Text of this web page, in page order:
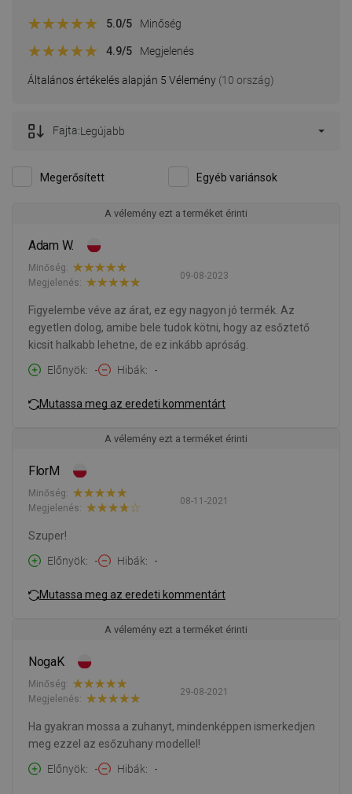
Általános értékelés alapján 5 Vélemény (10 ország)
5.0/5 Minőség
4.9/5 Megjelenés
Megerősített Egyéb variánsok
Fajta:Legújabb
A vélemény ezt a terméket érinti
Adam W.
09-08-2023
Minőség:
Megjelenés:
Figyelembe véve az árat, ez egy nagyon jó termék. Az
egyetlen dolog, amibe bele tudok kötni, hogy az esőztető
kicsit halkabb lehetne, de ez inkább apróság.
Előnyök
- Hibák -
Mutassa meg az eredeti kommentárt
A vélemény ezt a terméket érinti
FlorM
08-11-2021
Minőség:
Megjelenés:
Szuper!
Előnyök
- Hibák -
Mutassa meg az eredeti kommentárt
A vélemény ezt a terméket érinti
NogaK
29-08-2021
Minőség:
Megjelenés:
Ha gyakran mossa a zuhanyt, mindenképpen ismerkedjen
meg ezzel az esőzuhany modellel!
Előnyök
- Hibák -